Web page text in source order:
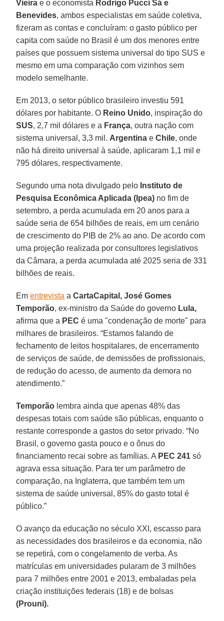
Vieira e o economista Rodrigo Pucci Sá e
Benevides, ambos especialistas em saúde coletiva,
fizeram as contas e concluíram: o gasto público per
capita com saúde no Brasil é um dos menores entre
países que possuem sistema universal do tipo SUS e
mesmo em uma comparação com vizinhos sem
modelo semelhante.
Em 2013, o setor público brasileiro investiu 591
dólares por habitante. O Reino Unido, inspiração do
SUS, 2,7 mil dólares e a França, outra nação com
sistema universal, 3,3 mil. Argentina eChile, onde
não há direito universal à saúde, aplicaram 1,1 mil e
795 dólares, respectivamente.
Segundo uma nota divulgado pelo Instituto de
Pesquisa Econômica Aplicada (Ipea) no fim de
setembro, a perda acumulada em 20 anos para a
saúde seria de 654 bilhões de reais, em um cenário
de crescimento do PIB de 2% ao ano. De acordo com
uma projeção realizada por consultores legislativos
da Câmara, a perda acumulada até 2025 seria de 331
bilhões de reais.
Ementrevista aCartaCapital, José Gomes
Temporão, ex-ministro da Saúde do governo Lula,
afirma que a PEC é uma "condenação de morte" para
milhares de brasileiros. “Estamos falando de
fechamento de leitos hospitalares, de encerramento
de serviços de saúde, de demissões de profissionais,
de redução do acesso, de aumento da demora no
atendimento.”
Temporão lembra ainda que apenas 48% das
despesas totais com saúde são públicas, enquanto o
restante corresponde a gastos do setor privado. “No
Brasil, o governo gasta pouco e o ônus do
financiamento recai sobre as famílias. A PEC 241 só
agrava essa situação. Para ter um parâmetro de
comparação, na Inglaterra, que também tem um
sistema de saúde universal, 85% do gasto total é
público.”
O avanço da educação no século XXI, escasso para
as necessidades dos brasileiros e da economia, não
se repetirá, com o congelamento de verba. As
matrículas em universidades pularam de 3 milhões
para 7 milhões entre 2001 e 2013, embaladas pela
criação instituições federais (18) e de bolsas
(Prouni).